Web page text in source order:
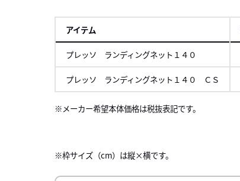
アイテム
プレッソ ランディングネット１４０
プレッソ ランディングネット１４０ ＣＳ
メーカー希望本体価格は税抜表記です。
※枠サイズ（cm）は縦×横です。